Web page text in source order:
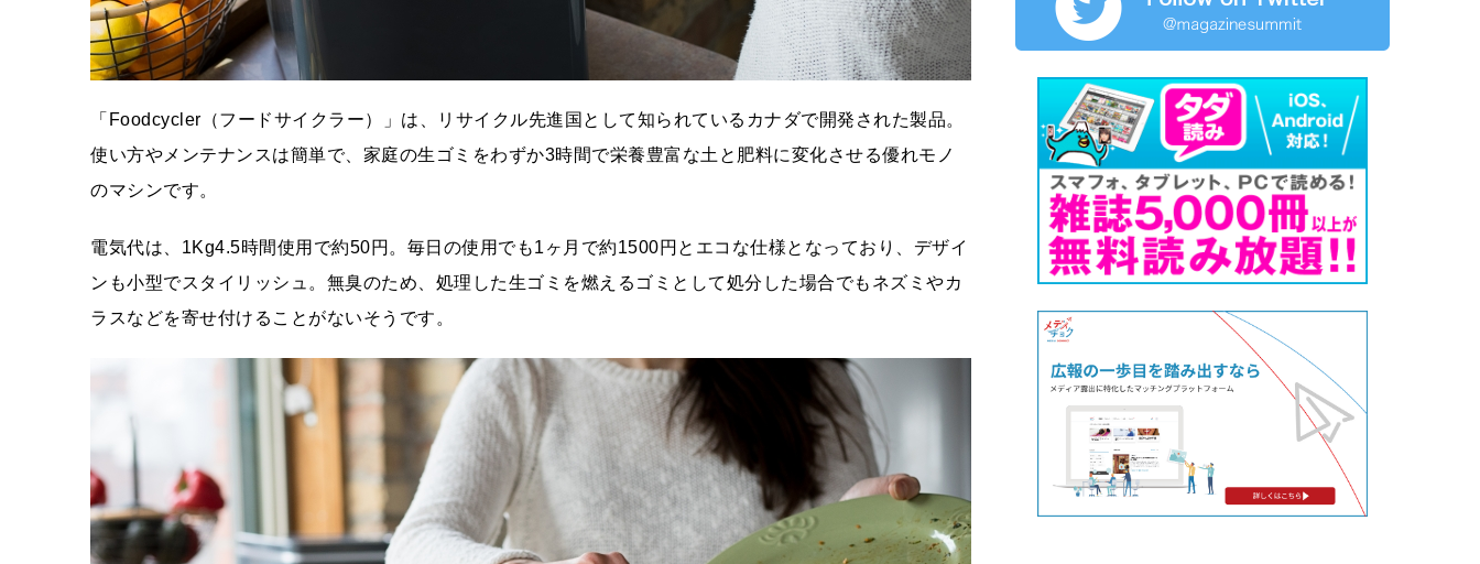
「Foodcycler（フードサイクラー）」は、リサイクル先進国として知られているカナダで開発された製品。
使い方やメンテナンスは簡単で、家庭の生ゴミをわずか3時間で栄養豊富な土と肥料に変化させる優れモノ
のマシンです。
電気代は、1Kg4.5時間使用で約50円。毎日の使用でも1ヶ月で約1500円とエコな仕様となっており、デザイ
ンも小型でスタイリッシュ。無臭のため、処理した生ゴミを燃えるゴミとして処分した場合でもネズミやカ
ラスなどを寄せ付けることがないそうです。